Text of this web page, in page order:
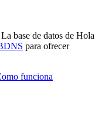
base de datos de Hola
para ofrecer
funciona